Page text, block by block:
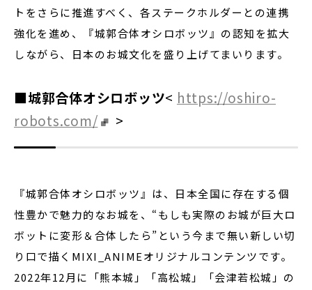
トをさらに推進すべく、各ステークホルダーとの連携
強化を進め、『城郭合体オシロボッツ』の認知を拡大
しながら、日本のお城文化を盛り上げてまいります。
■城郭合体オシロボッツ< https://oshiro-
robots.com/
>
『城郭合体オシロボッツ』は、日本全国に存在する個
性豊かで魅力的なお城を、“もしも実際のお城が巨大ロ
ボットに変形＆合体したら”という今まで無い新しい切
り口で描くMIXI_ANIMEオリジナルコンテンツです。
2022年12月に「熊本城」「高松城」「会津若松城」の